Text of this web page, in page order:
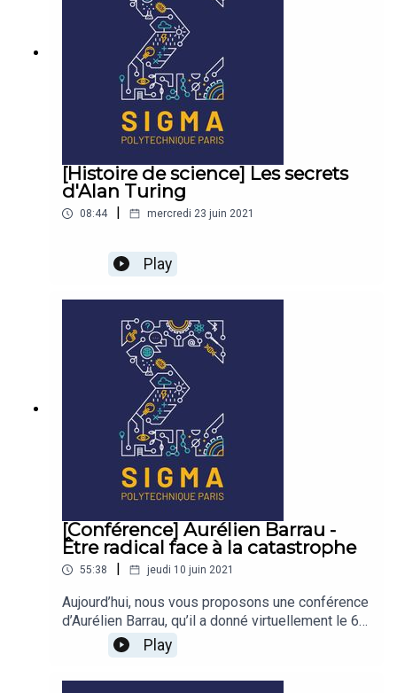
[Histoire de science] Les secrets
d'Alan Turing
08:44 mercredi 23 juin 2021
Play
[Conférence] Aurélien Barrau -
Être radical face à la catastrophe
55:38 jeudi 10 juin 2021
Aujourd’hui, nous vous proposons une conférence
d’Aurélien Barrau, qu’il a donné virtuellement le 6
mai 2021, aux élèves de l’École polytechnique,
dans le cadre des conférences Coriolis pour
l’environnement. Le thème : Face à la catastrophe
Play